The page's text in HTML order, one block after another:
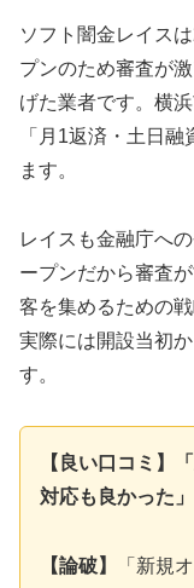
ソフト闇金レイス
プンのため審査が
げた業者です。横
「月1返済・土日
ます。
レイスも金融庁へ
ープンだから審査
客を集めるための
実際には開設当初
す。
【良い口コミ】
対応も良かった」
【論破】
「新規